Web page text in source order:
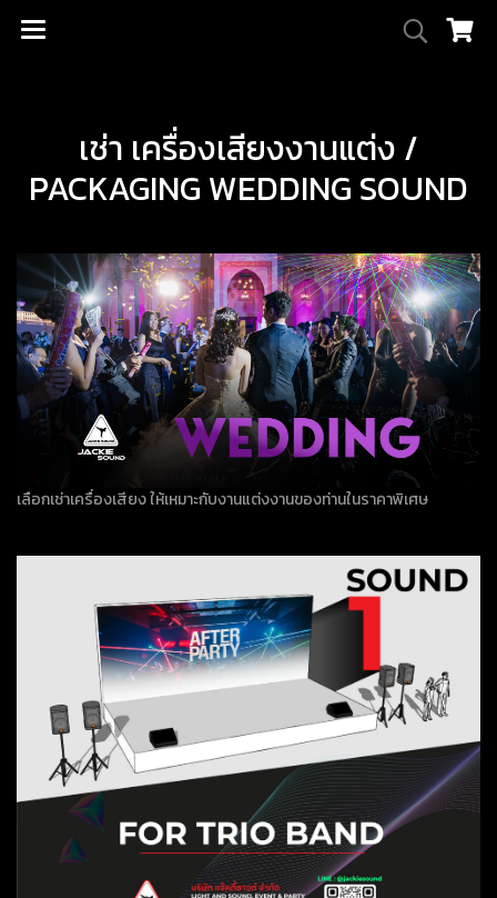
เช่า เครื่องเสียงงานแต่ง /
PACKAGING WEDDING SOUND
เลือกเช่าเครื่องเสียง ให้เหมาะกับงานแต่งงานของท่านในราคาพิเศษ